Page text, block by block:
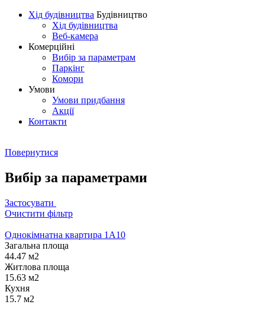
Хід будівництва Будівництво
Хід будівництва
Веб-камера
Комерційні
Вибір за параметрам
Паркінг
Комори
Умови
Умови придбання
Акції
Контакти
Повернутися
Вибір за параметрами
Застосувати
Очистити фільтр
Однокімнатна квартира 1А10
Загальна площа
44.47 м2
Житлова площа
15.63 м2
Кухня
15.7 м2